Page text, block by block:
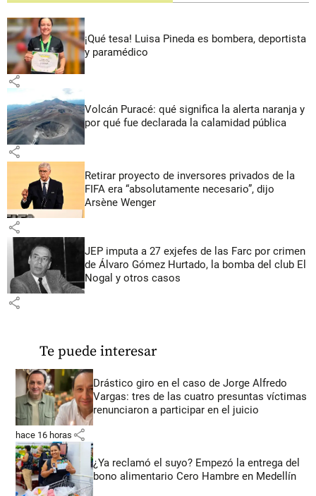
¡Qué tesa! Luisa Pineda es bombera, deportista
y paramédico
share
Volcán Puracé: qué significa la alerta naranja y
por qué fue declarada la calamidad pública
share
Retirar proyecto de inversores privados de la
FIFA era “absolutamente necesario”, dijo
Arsène Wenger
share
JEP imputa a 27 exjefes de las Farc por crimen
de Álvaro Gómez Hurtado, la bomba del club El
Nogal y otros casos
share
Te puede interesar
Drástico giro en el caso de Jorge Alfredo
Vargas: tres de las cuatro presuntas víctimas
renunciaron a participar en el juicio
hace 16 horas share
¿Ya reclamó el suyo? Empezó la entrega del
bono alimentario Cero Hambre en Medellín